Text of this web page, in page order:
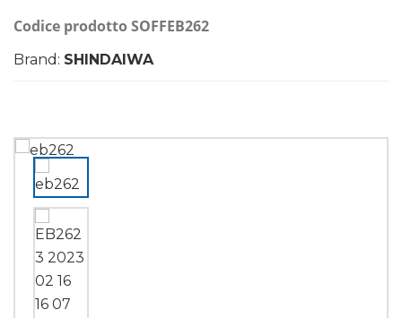
Codice prodotto SOFFEB262
Brand: SHINDAIWA